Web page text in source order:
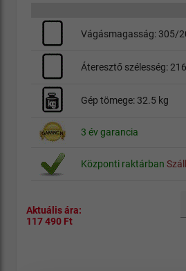
Vágásmagasság: 305/
Áteresztő szélesség:
Gép tömege: 32.5 kg
3 év garancia
Központi raktárban
Aktuális ára:
117 490 Ft